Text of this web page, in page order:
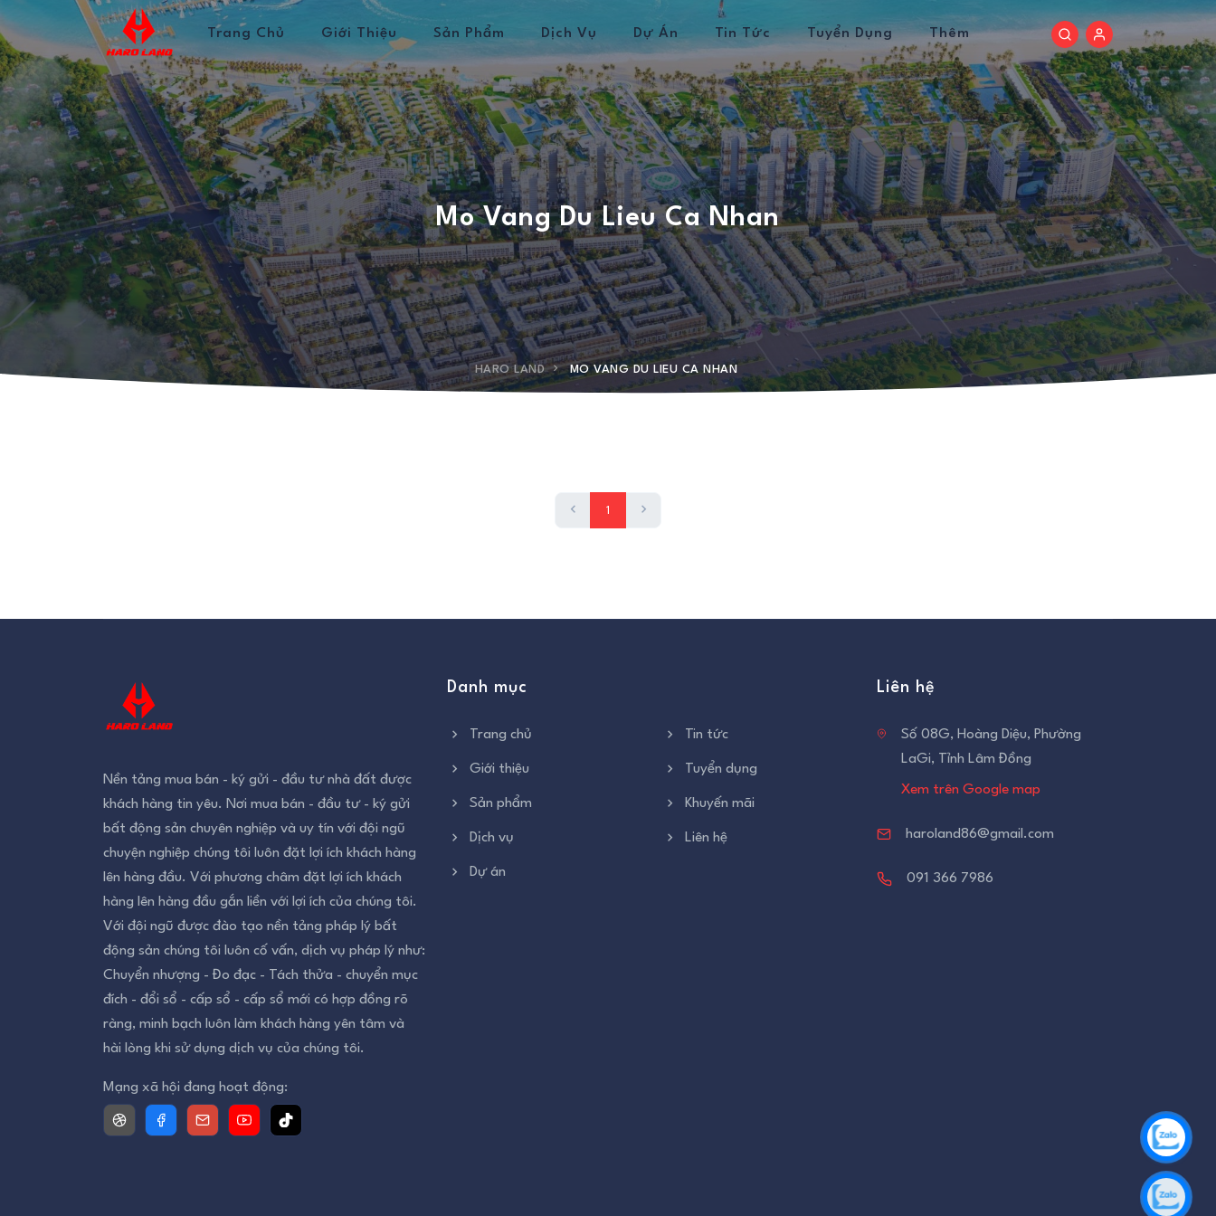
Trang Chủ Giới Thiệu Sản Phẩm Dịch Vụ Dự Án Tin Tức Tuyển Dụng Thêm
Mo Vang Du Lieu Ca Nhan
HARO LAND MO VANG DU LIEU CA NHAN
1
Nền tảng mua bán - ký gửi - đầu tư nhà đất được
khách hàng tin yêu. Nơi mua bán - đầu tư - ký gửi
bất động sản chuyên nghiệp và uy tín với đội ngũ
chuyện nghiệp chúng tôi luôn đặt lợi ích khách hàng
lên hàng đầu. Với phương châm đặt lợi ích khách
hàng lên hàng đầu gắn liền với lợi ích của chúng tôi.
Với đội ngũ được đào tạo nền tảng pháp lý bất
động sản chúng tôi luôn cố vấn, dịch vụ pháp lý như:
Chuyển nhượng - Đo đạc - Tách thửa - chuyển mục
đích - đổi sổ - cấp sổ - cấp sổ mới có hợp đồng rõ
ràng, minh bạch luôn làm khách hàng yên tâm và
hài lòng khi sử dụng dịch vụ của chúng tôi.
Mạng xã hội đang hoạt động:
Danh mục
Trang chủ
Giới thiệu
Sản phẩm
Dịch vụ
Dự án
Tin tức
Tuyển dụng
Khuyến mãi
Liên hệ
Liên hệ
Số 08G, Hoàng Diệu, Phường
LaGi, Tỉnh Lâm Đồng
Xem trên Google map
haroland86@gmail.com
091 366 7986